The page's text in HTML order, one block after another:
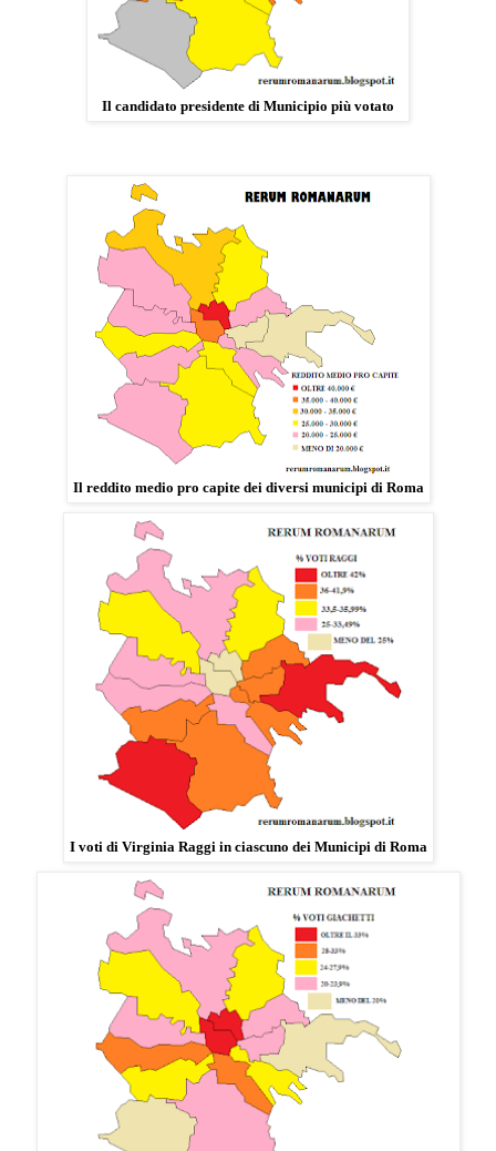
Il candidato presidente di Municipio più votato
Il reddito medio pro capite dei diversi municipi di Roma
I voti di Virginia Raggi in ciascuno dei Municipi di Roma